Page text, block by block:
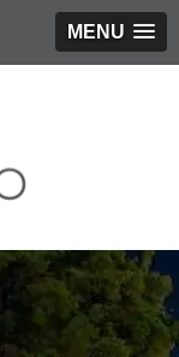
MENU